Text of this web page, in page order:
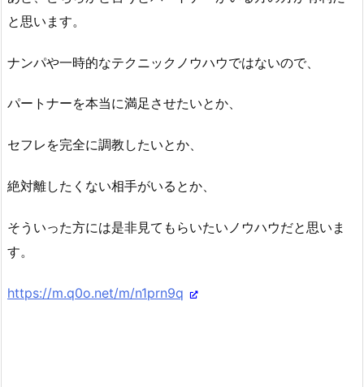
と思います。
ナンパや一時的なテクニックノウハウではないので、
パートナーを本当に満足させたいとか、
セフレを完全に調教したいとか、
絶対離したくない相手がいるとか、
そういった方には是非見てもらいたいノウハウだと思いま
す。
https://m.q0o.net/m/n1prn9q